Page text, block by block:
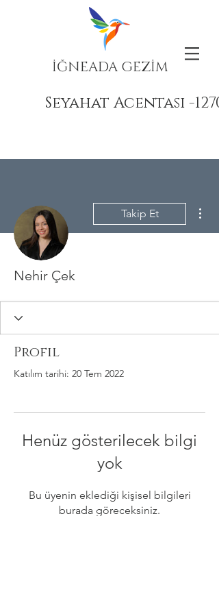
İĞNEADA GEZİM
Seyahat Acentası -
Takip Et
Nehir Çek
Profil
Katılım tarihi: 20 Tem 2022
Henüz gösterilecek bilgi
yok
Bu üyenin eklediği kişisel bilgileri
burada göreceksiniz.